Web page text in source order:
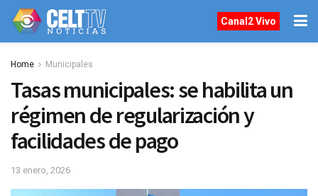
Canal2 Vivo
Home Municipales
Tasas municipales: se habilita un
régimen de regularización y
facilidades de pago
13 enero, 2026